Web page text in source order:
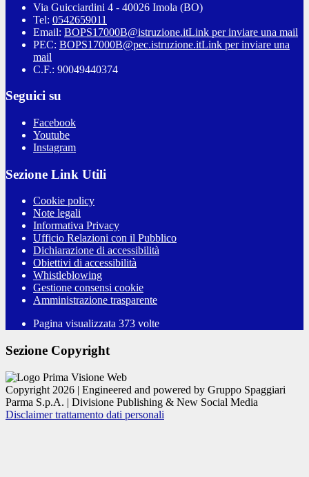
Via Guicciardini 4 - 40026 Imola (BO)
Tel: 0542659011
Email: BOPS17000B@istruzione.itLink per inviare una mail
PEC: BOPS17000B@pec.istruzione.itLink per inviare una
mail
C.F.: 90049440374
Seguici su
Facebook
Youtube
Instagram
Sezione Link Utili
Cookie policy
Note legali
Informativa Privacy
Ufficio Relazioni con il Pubblico
Dichiarazione di accessibilità
Obiettivi di accessibilità
Whistleblowing
Gestione consensi cookie
Amministrazione trasparente
Pagina visualizzata 373 volte
Sezione Copyright
Copyright 2026 | Engineered and powered by Gruppo Spaggiari
Parma S.p.A. | Divisione Publishing & New Social Media
Disclaimer trattamento dati personali